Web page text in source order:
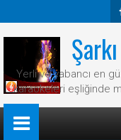
Yerli ve yabancı en
karaokeleri eşliğinde